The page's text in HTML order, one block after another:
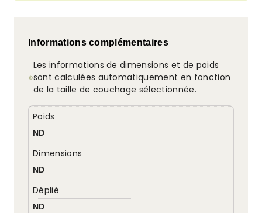
Informations complémentaires
Les informations de dimensions et de poids
sont calculées automatiquement en fonction
de la taille de couchage sélectionnée.
Poids
ND
Dimensions
ND
Déplié
ND